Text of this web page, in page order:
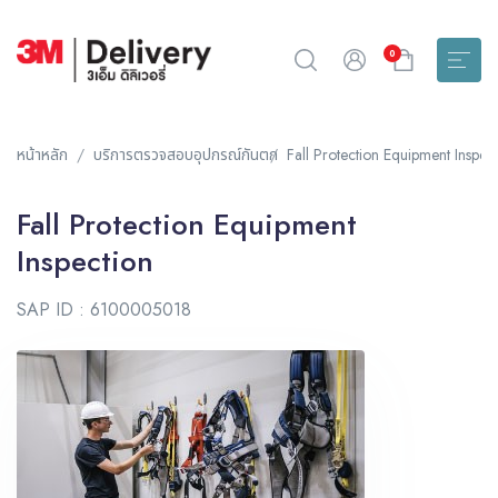
0
หน้าหลัก บริการตรวจสอบอุปกรณ์กันตก Fall Protection Equipment
Fall Protection Equipment
Inspection
SAP ID : 6100005018